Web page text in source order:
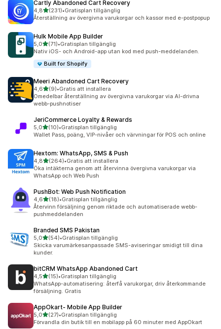
Cartly Abandoned Cart Recovery
4,8av 5 stjärnor
(231)
231 recensioner totalt
•Gratisplan tillgänglig
Återställning av övergivna varukorgar och kassor med e-postpopup
Hulk Mobile App Builder
5,0av 5 stjärnor
(71)
71 recensioner totalt
•Gratisplan tillgänglig
Nativ iOS- och Android-app utan kod med push-meddelanden.
Built for Shopify
Meeri Abandoned Cart Recovery
4,6av 5 stjärnor
(9)
9 recensioner totalt
•Gratis att installera
Omedelbar återställning av övergivna varukorgar via AI-drivna
webb-pushnotiser
JeriCommerce Loyalty & Rewards
5,0av 5 stjärnor
(10)
10 recensioner totalt
•Gratisplan tillgänglig
Wallet Pass, poäng, VIP-nivåer och värvningar för POS och online
Hextom: WhatsApp, SMS & Push
4,8av 5 stjärnor
(264)
264 recensioner totalt
•Gratis att installera
Öka intäkterna genom att återvinna övergivna varukorgar via
WhatsApp och Web Push
PushBot: Web Push Notification
4,6av 5 stjärnor
(18)
18 recensioner totalt
•Gratisplan tillgänglig
Återvinn försäljning genom riktade och automatiserade webb-
pushmeddelanden
Branded SMS Pakistan
5,0av 5 stjärnor
(54)
54 recensioner totalt
•Gratisplan tillgänglig
Skicka varumärkesanpassade SMS-aviseringar smidigt till dina
kunder.
bitCRM WhatsApp Abandoned Cart
4,5av 5 stjärnor
(15)
15 recensioner totalt
•Gratisplan tillgänglig
WhatsApp-automatisering: återfå varukorgar, driv återkommande
försäljning. Gratis
AppOkart‑ Mobile App Builder
5,0av 5 stjärnor
(27)
27 recensioner totalt
•Gratisplan tillgänglig
Förvandla din butik till en mobilapp på 60 minuter med AppOkart